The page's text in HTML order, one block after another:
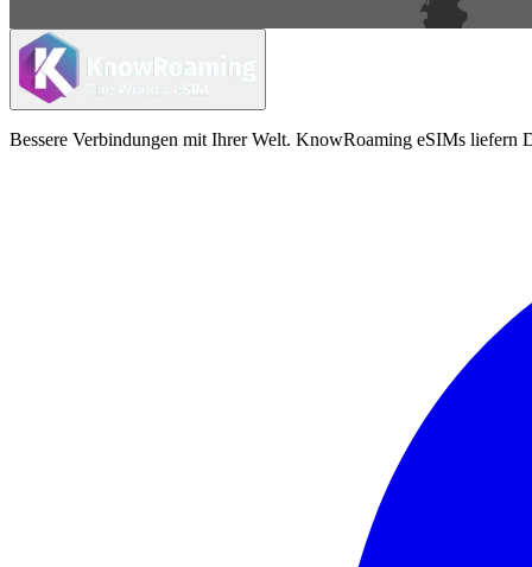
Bessere Verbindungen mit Ihrer Welt. KnowRoaming eSIMs liefern